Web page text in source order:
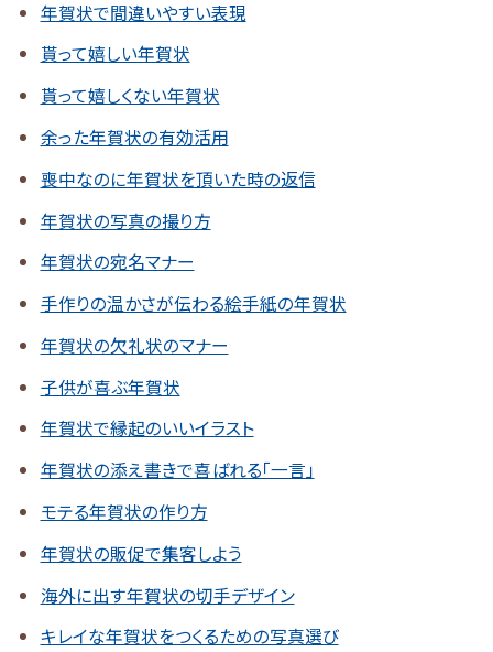
年賀状で間違いやすい表現
貰って嬉しい年賀状
貰って嬉しくない年賀状
余った年賀状の有効活用
喪中なのに年賀状を頂いた時の返信
年賀状の写真の撮り方
年賀状の宛名マナー
手作りの温かさが伝わる絵手紙の年賀状
年賀状の欠礼状のマナー
子供が喜ぶ年賀状
年賀状で縁起のいいイラスト
年賀状の添え書きで喜ばれる「一言」
モテる年賀状の作り方
年賀状の販促で集客しよう
海外に出す年賀状の切手デザイン
キレイな年賀状をつくるための写真選び